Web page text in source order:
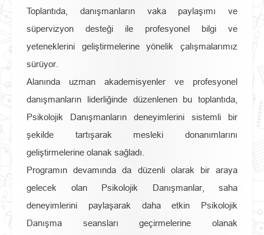
Toplantıda, danışmanların vaka paylaşımı ve
süpervizyon desteği ile profesyonel bilgi ve
yeteneklerini geliştirmelerine yönelik çalışmalarımız
sürüyor.
Alanında uzman akademisyenler ve profesyonel
danışmanların liderliğinde düzenlenen bu toplantıda,
Psikolojik Danışmanların deneyimlerini sistemli bir
şekilde tartışarak mesleki donanımlarını
geliştirmelerine olanak sağladı.
Programın devamında da düzenli olarak bir araya
gelecek olan Psikolojik Danışmanlar, saha
deneyimlerini paylaşarak daha etkin Psikolojik
Danışma seansları geçirmelerine olanak